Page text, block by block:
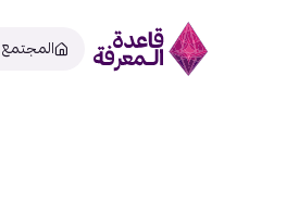
المجتمع